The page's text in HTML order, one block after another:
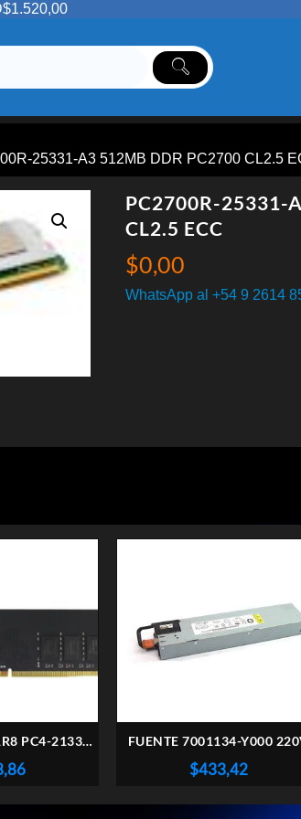
25331-A3 512MB DDR PC2700 CL2.5
PC2700R-25331-
CL2.5 ECC
$0,00
WhatsApp al +54 9 2614
PC4-2133P-
FUENTE 7001134-Y000
SERVER
$433,42